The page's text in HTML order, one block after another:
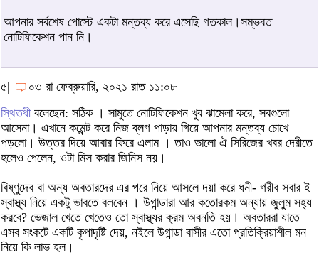
আপনার সর্বশেষ পোস্টে একটা মন্তব্য করে এসেছি গতকাল।সম্ভবত
নোটিফিকেশন পান নি।
৫|
০৩ রা ফেব্রুয়ারি, ২০২১ রাত ১১:০৮
স্থিতধীবলেছেন: সঠিক । সামুতে নোটিফিকেশন খুব ঝামেলা করে, সবগুলো
আসেনা। এখানে কমেন্ট করে নিজ ব্লগ পাড়ায় গিয়ে আপনার মন্তব্য চোখে
পড়লো। উত্তর দিয়ে আবার ফিরে এলাম । তাও ভালো ঐ সিরিজের খবর দেরীতে
হলেও পেলেন, ওটা মিস করার জিনিস নয়।
বিষ্ণুদেব বা অন্য অবতারদের এর পরে নিয়ে আসলে দয়া করে ধনী- গরীব সবার ই
স্বাস্থ্য নিয়ে একটু ভাবতে বলবেন । উগান্ডারা আর কতোরকম অন্যায় জুলুম সহ্য
করবে? ভেজাল খেতে খেতেও তো স্বাস্থ্যর ক্রম অবনতি হয়। অবতাররা যাতে
এসব সংকটে একটি কৃপাদৃষ্টি দেয়, নইলে উগান্ডা বাসীর এতো প্রতিক্রিয়াশীল মন
নিয়ে কি লাভ হল।